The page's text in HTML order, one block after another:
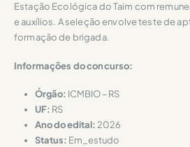
Estação Ecológica do Taim com
e auxílios. A seleção envolve teste de
formação de brigada.
Informações do concurso:
Órgão: ICMBIO – RS
UF: RS
Ano do edital: 2026
Status: Em_estudo